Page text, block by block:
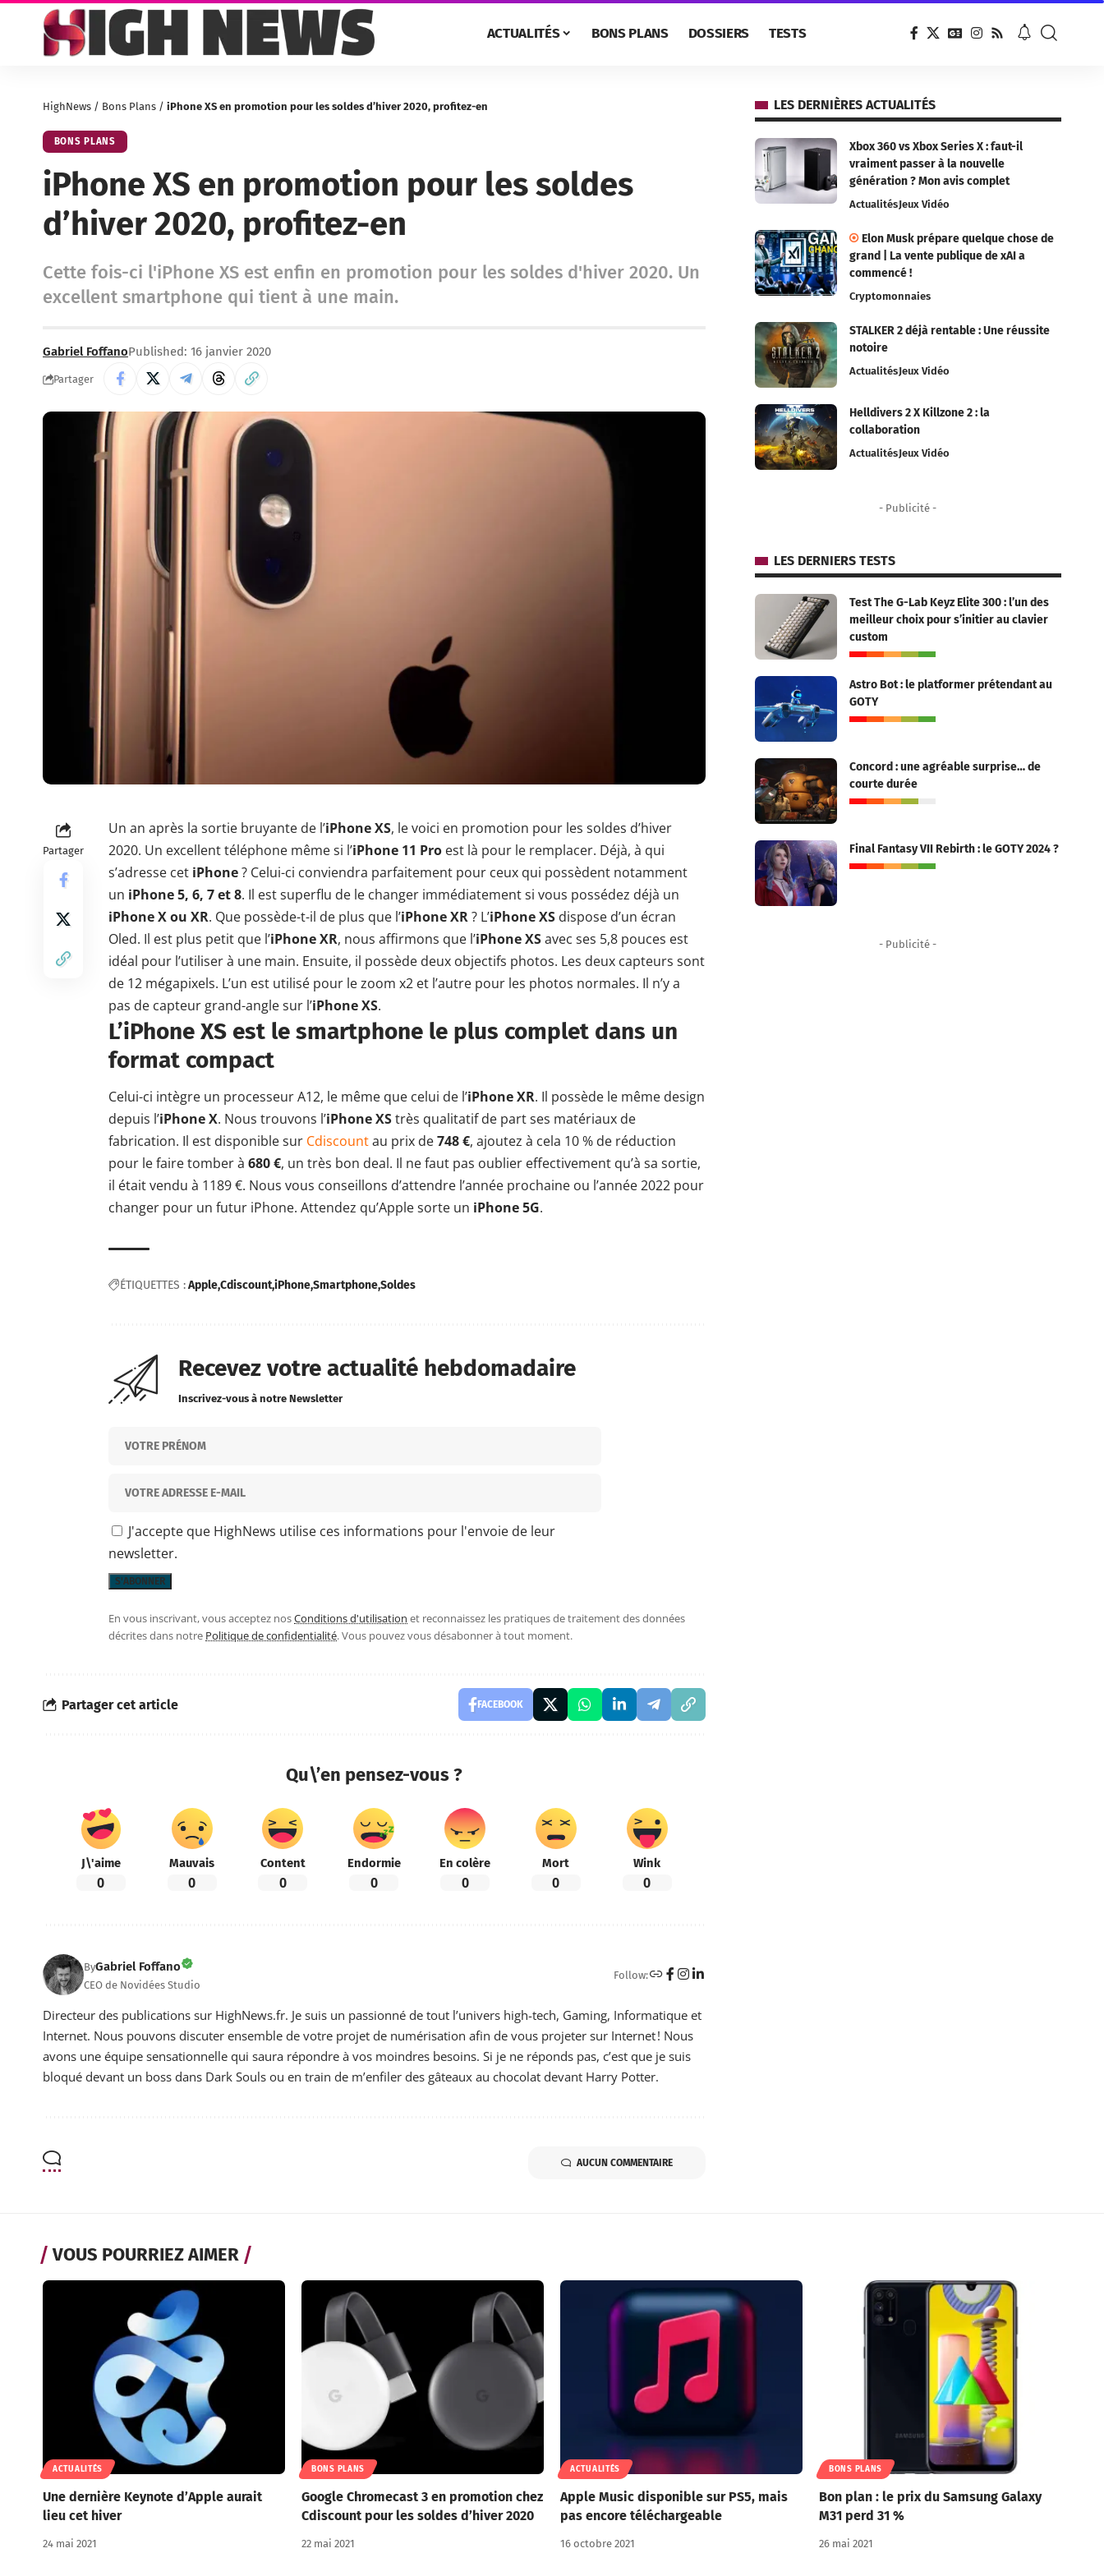
ACTUALITÉS BONS PLANS DOSSIERS TESTS
HighNews / Bons Plans / iPhone XS en promotion pour les soldes d’hiver 2020, profitez-en
BONS PLANS
iPhone XS en promotion pour les soldes
d’hiver 2020, profitez-en
Cette fois-ci l'iPhone XS est enfin en promotion pour les soldes d'hiver 2020. Un
excellent smartphone qui tient à une main.
Gabriel FoffanoPublished: 16 janvier 2020
Partager
Partager
Un an après la sortie bruyante de l’iPhone XS, le voici en promotion pour les soldes d’hiver
2020. Un excellent téléphone même si l’iPhone 11 Pro est là pour le remplacer. Déjà, à qui
s’adresse cet iPhone? Celui-ci conviendra parfaitement pour ceux qui possèdent notamment
un iPhone 5, 6, 7 et 8. Il est superflu de le changer immédiatement si vous possédez déjà un
iPhone X ou XR. Que possède-t-il de plus que l’iPhone XR? L’iPhone XS dispose d’un écran
Oled. Il est plus petit que l’iPhone XR, nous affirmons que l’iPhone XSavec ses 5,8 pouces est
idéal pour l’utiliser à une main. Ensuite, il possède deux objectifs photos. Les deux capteurs sont
de 12 mégapixels. L’un est utilisé pour le zoom x2 et l’autre pour les photos normales. Il n’y a
pas de capteur grand-angle sur l’iPhone XS.
L’iPhone XS est le smartphone le plus complet dans un
format compact
Celui-ci intègre un processeur A12, le même que celui de l’iPhone XR. Il possède le même design
depuis l’iPhone X. Nous trouvons l’iPhone XStrès qualitatif de part ses matériaux de
fabrication. Il est disponible sur Cdiscountau prix de748 €, ajoutez à cela 10 % de réduction
pour le faire tomber à 680 €, un très bon deal. Il ne faut pas oublier effectivement qu’à sa sortie,
il était vendu à 1189 €. Nous vous conseillons d’attendre l’année prochaine ou l’année 2022 pour
changer pour un futur iPhone. Attendez qu’Apple sorte un iPhone 5G.
ÉTIQUETTES :AppleCdiscountiPhoneSmartphoneSoldes
Recevez votre actualité hebdomadaire
Inscrivez-vous à notre Newsletter
J'accepte que HighNews utilise ces informations pour l'envoie de leur
newsletter.
En vous inscrivant, vous acceptez nosConditions d'utilisation et reconnaissez les pratiques de traitement des données
décrites dans notre Politique de confidentialité. Vous pouvez vous désabonner à tout moment.
Partager cet article FACEBOOK
Qu\’en pensez-vous ?
J\'aime
0
Mauvais
0
Content
0
Endormie
0
En colère
0
Mort
0
Wink
0
ByGabriel Foffano
CEO de Novidées Studio
Follow:
Directeur des publications sur HighNews.fr. Je suis un passionné de tout l’univers high-tech, Gaming, Informatique et
Internet. Nous pouvons discuter ensemble de votre projet de numérisation afin de vous projeter sur Internet ! Nous
avons une équipe sensationnelle qui saura répondre à vos moindres besoins. Si je ne réponds pas, c’est que je suis
bloqué devant un boss dans Dark Souls ou en train de m’enfiler des gâteaux au chocolat devant Harry Potter.
AUCUN COMMENTAIRE
LES DERNIÈRES ACTUALITÉS
Xbox 360 vs Xbox Series X : faut-il
vraiment passer à la nouvelle
génération ? Mon avis complet
ActualitésJeux Vidéo
Elon Musk prépare quelque chose de
grand | La vente publique de xAI a
commencé !
Cryptomonnaies
STALKER 2 déjà rentable : Une réussite
notoire
ActualitésJeux Vidéo
Helldivers 2 X Killzone 2 : la
collaboration
ActualitésJeux Vidéo
- Publicité -
LES DERNIERS TESTS
Test The G-Lab Keyz Elite 300 : l’un des
meilleur choix pour s’initier au clavier
custom
Astro Bot : le platformer prétendant au
GOTY
Concord : une agréable surprise… de
courte durée
Final Fantasy VII Rebirth : le GOTY 2024 ?
- Publicité -
VOUS POURRIEZ AIMER
ACTUALITÉS
Une dernière Keynote d’Apple aurait
lieu cet hiver
24 mai 2021
BONS PLANS
Google Chromecast 3 en promotion chez
Cdiscount pour les soldes d’hiver 2020
22 mai 2021
ACTUALITÉS
Apple Music disponible sur PS5, mais
pas encore téléchargeable
16 octobre 2021
BONS PLANS
Bon plan : le prix du Samsung Galaxy
M31 perd 31 %
26 mai 2021